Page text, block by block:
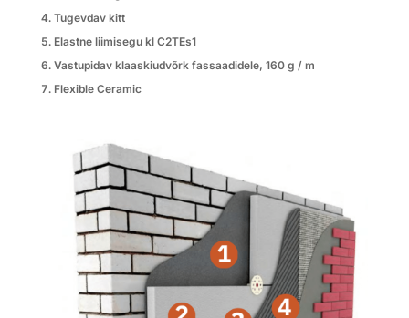
Tugevdav kitt
Elastne liimisegu kl C2TEs1
Vastupidav klaaskiudvõrk fassaadidele, 160 g / m
Flexible Ceramic